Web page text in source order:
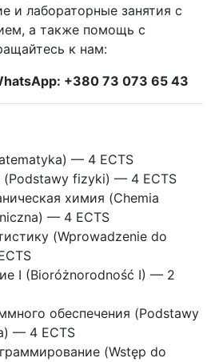
и лабораторные занятия с
а также помощь с
к нам:
+380 73 073 65 43
— 4 ECTS
fizyki) — 4 ECTS
химия (Chemia
— 4 ECTS
(Wprowadzenie do
I (Bioróżnorodność I) — 2
обеспечения (Podstawy
— 4 ECTS
(Wstęp do